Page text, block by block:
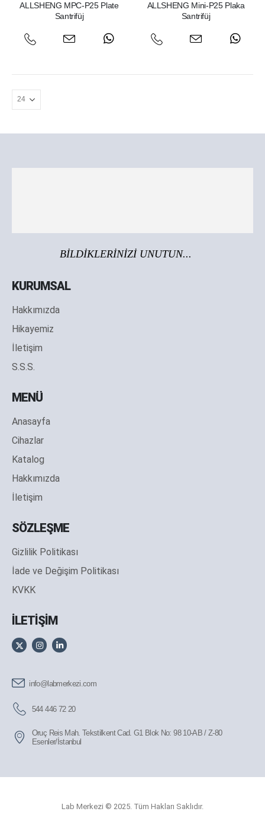
ALLSHENG MPC-P25 Plate
Santrifüj
ALLSHENG Mini-P25 Plaka
Santrifüj
BİLDİKLERİNİZİ UNUTUN...
KURUMSAL
Hakkımızda
Hikayemiz
İletişim
S.S.S.
MENÜ
Anasayfa
Cihazlar
Katalog
Hakkımızda
İletişim
SÖZLEŞME
Gizlilik Politikası
İade ve Değişim Politikası
KVKK
İLETİŞİM
info@labmerkezi.com
544 446 72 20
Oruç Reis Mah. Tekstilkent Cad. G1 Blok No: 98 10-AB / Z-80
Esenler/İstanbul
Lab Merkezi © 2025. Tüm Hakları Saklıdır.